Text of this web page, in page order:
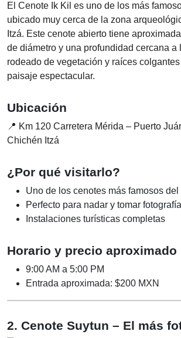
El Cenote Ik Kil es uno de los más
ubicado muy cerca de la zona
Itzá. Este cenote abierto tiene
de diámetro y una profundidad cercana a
rodeado de vegetación y raíces
paisaje espectacular.
Ubicación
📍 Km 120 Carretera Mérida – Puerto
Chichén Itzá
¿Por qué visitarlo?
Uno de los cenotes más famosos del
Perfecto para nadar y tomar
Instalaciones turísticas completas
Horario y precio aproximado
9:00 AM a 5:00 PM
Entrada aproximada: $200 MXN
2. Cenote Suytun – El más